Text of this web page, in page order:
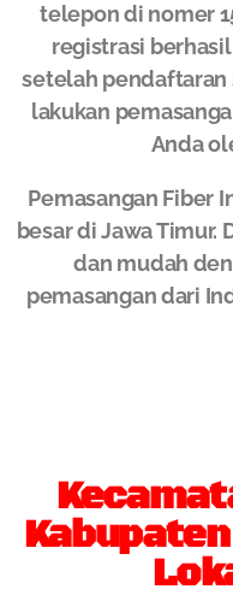
telepon di nomer
registrasi
setelah pendaftaran
lakukan
Anda
Pemasangan Fiber
besar di Jawa
dan mudah
pemasangan dari